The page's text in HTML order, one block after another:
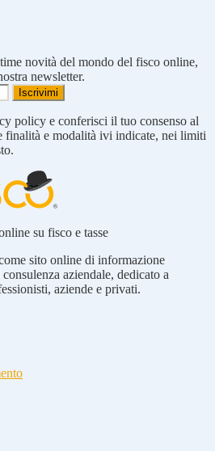
novità del mondo del fisco online,
newsletter.
policy e conferisci il tuo consenso al
finalità e modalità ivi indicate, nei limiti
su fisco e tasse
sito online di informazione
aziendale, dedicato a
aziende e privati.